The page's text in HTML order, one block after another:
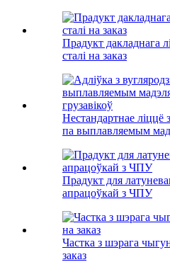
Прадукт дакладнага
сталі на заказ
Нестандартнае ліццё
па выплавляемым
Прадукт для
апрацоўкай з ЧПУ
Частка з шэрага
заказ